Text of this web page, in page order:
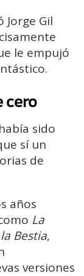
Jorge Gil
le empujó
cero
sido
sí un
de
años
La
Bestia,
versiones